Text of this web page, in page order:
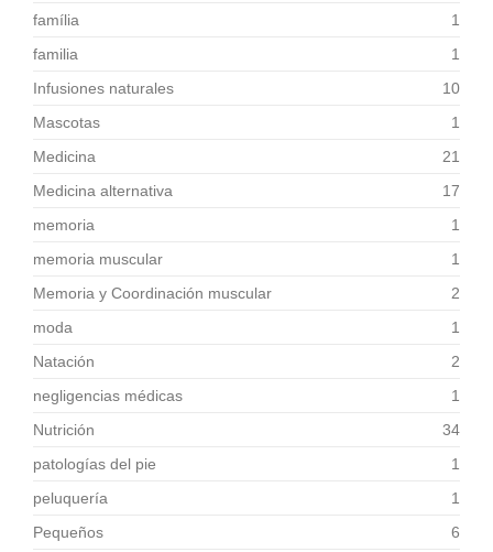
família
1
familia
1
Infusiones naturales
10
Mascotas
1
Medicina
21
Medicina alternativa
17
memoria
1
memoria muscular
1
Memoria y Coordinación muscular
2
moda
1
Natación
2
negligencias médicas
1
Nutrición
34
patologías del pie
1
peluquería
1
Pequeños
6